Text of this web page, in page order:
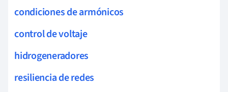
condiciones de armónicos
control de voltaje
hidrogeneradores
resiliencia de redes